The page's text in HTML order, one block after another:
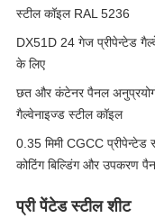
स्टील कॉइल RAL 5236
DX51D 24 गेज प्रीपेन्टेड
के लिए
छत और कंटेनर पैनल
गैल्वेनाइज्ड स्टील कॉइल
0.35 मिमी CGCC प्रीपेन्टेड
कोटिंग बिल्डिंग और उपकरण
प्री पेंटेड स्टील शीट